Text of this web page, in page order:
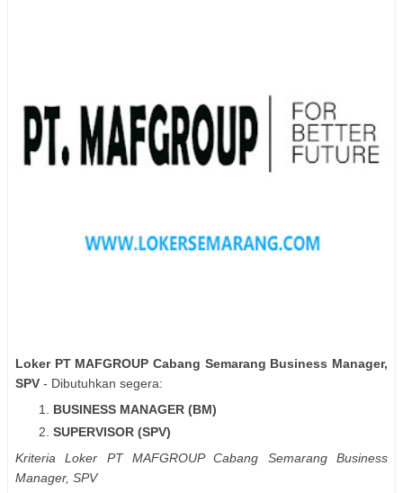
Loker PT MAFGROUP Cabang Semarang Business Manager,
SPV - Dibutuhkan segera:
BUSINESS MANAGER (BM)
SUPERVISOR (SPV)
Kriteria Loker PT MAFGROUP Cabang Semarang Business
Manager, SPV